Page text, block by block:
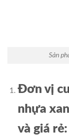
Sản
Đơn vị
nhựa
và giá rẻ: